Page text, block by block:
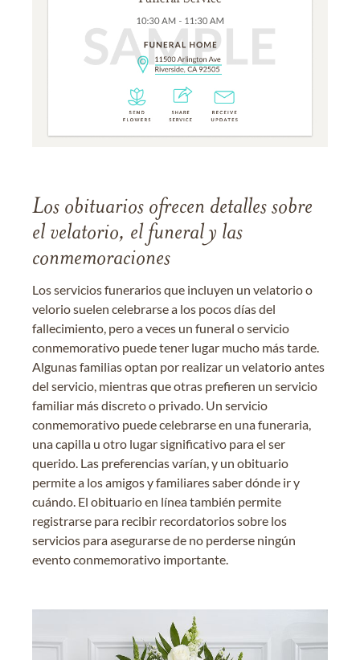
Los obituarios ofrecen detalles sobre
el velatorio, el funeral y las
conmemoraciones
Los servicios funerarios que incluyen un velatorio o
velorio suelen celebrarse a los pocos días del
fallecimiento, pero a veces un funeral o servicio
conmemorativo puede tener lugar mucho más tarde.
Algunas familias optan por realizar un velatorio antes
del servicio, mientras que otras prefieren un servicio
familiar más discreto o privado. Un servicio
conmemorativo puede celebrarse en una funeraria,
una capilla u otro lugar significativo para el ser
querido. Las preferencias varían, y un obituario
permite a los amigos y familiares saber dónde ir y
cuándo. El obituario en línea también permite
registrarse para recibir recordatorios sobre los
servicios para asegurarse de no perderse ningún
evento conmemorativo importante.